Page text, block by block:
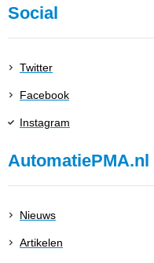
Social
Twitter
Facebook
Instagram
AutomatiePMA.nl
Nieuws
Artikelen